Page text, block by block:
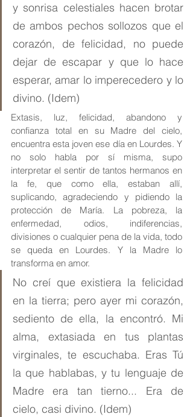
y sonrisa celestiales hacen brotar
de ambos pechos sollozos que el
corazón, de felicidad, no puede
dejar de escapar y que lo hace
esperar, amar lo imperecedero y lo
divino. (Idem)
Extasis, luz, felicidad, abandono y
confianza total en su Madre del cielo,
encuentra esta joven ese día en Lourdes. Y
no solo habla por sí misma, supo
interpretar el sentir de tantos hermanos en
la fe, que como ella, estaban allí,
suplicando, agradeciendo y pidiendo la
protección de María. La pobreza, la
enfermedad, odios, indiferencias,
divisiones o cualquier pena de la vida, todo
se queda en Lourdes. Y la Madre lo
transforma en amor.
No creí que existiera la felicidad
en la tierra; pero ayer mi corazón,
sediento de ella, la encontró. Mi
alma, extasiada en tus plantas
virginales, te escuchaba. Eras Tú
la que hablabas, y tu lenguaje de
Madre era tan tierno... Era de
cielo, casi divino. (Idem)